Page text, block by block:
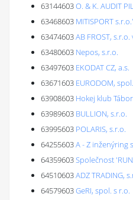
63144603O. & K. AUDIT
63468603 MITISPORT
63474603AB FROST,
63480603 Nepos, s.r.o.
63497603 EKODAT CZ, a.s.
63671603 EURODOM,
63908603 Hokej klub
63989603 BULLION, s.r.o.
63995603 POLARIS, s.r.o.
64255603A - Z inženýring
64359603Společnost
64510603ADZ TRADING,
64579603GeRI, spol. s r.o.